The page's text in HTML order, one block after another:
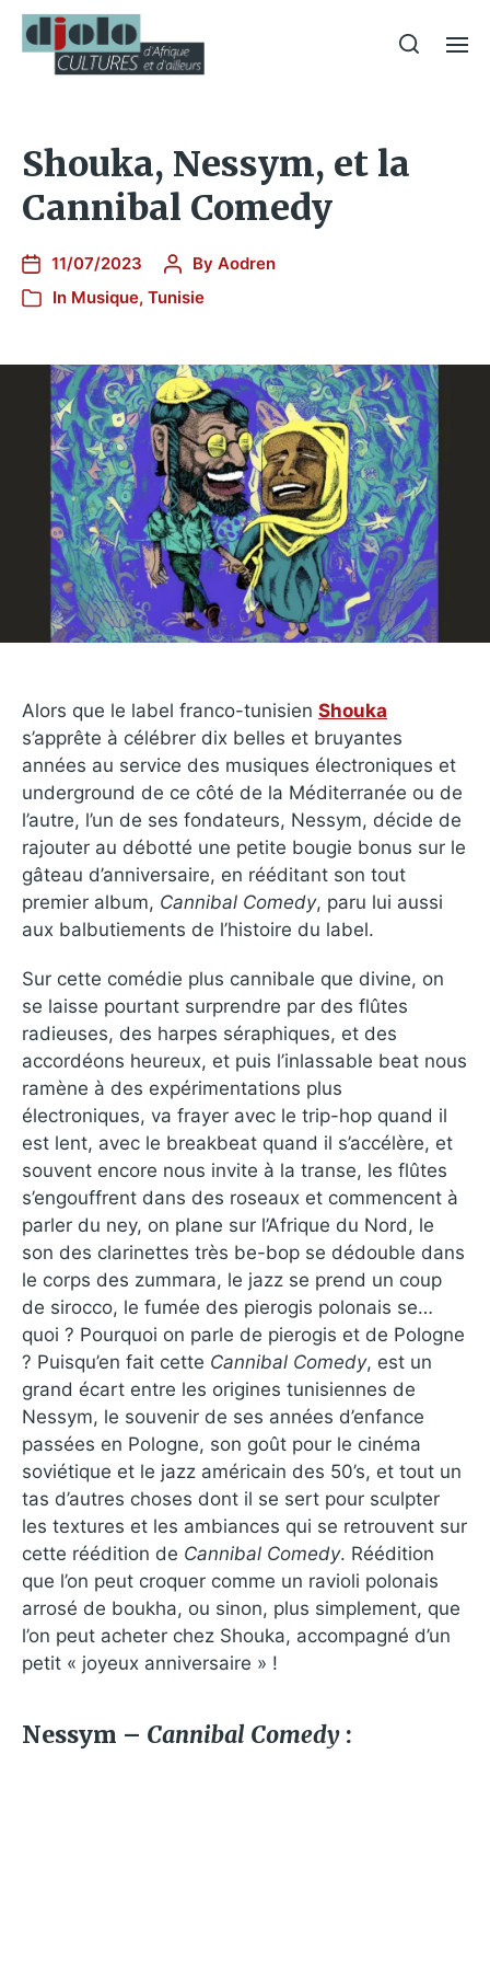
Shouka, Nessym, et la
Cannibal Comedy
11/07/2023 By Aodren
In Musique, Tunisie
Alors que le label franco-tunisien Shouka
s’apprête à célébrer dix belles et bruyantes
années au service des musiques électroniques et
underground de ce côté de la Méditerranée ou de
l’autre, l’un de ses fondateurs, Nessym, décide de
rajouter au débotté une petite bougie bonus sur le
gâteau d’anniversaire, en rééditant son tout
premier album, Cannibal Comedy, paru lui aussi
aux balbutiements de l’histoire du label.
Sur cette comédie plus cannibale que divine, on
se laisse pourtant surprendre par des flûtes
radieuses, des harpes séraphiques, et des
accordéons heureux, et puis l’inlassable beat nous
ramène à des expérimentations plus
électroniques, va frayer avec le trip-hop quand il
est lent, avec le breakbeat quand il s’accélère, et
souvent encore nous invite à la transe, les flûtes
s’engouffrent dans des roseaux et commencent à
parler du ney, on plane sur l’Afrique du Nord, le
son des clarinettes très be-bop se dédouble dans
le corps des zummara, le jazz se prend un coup
de sirocco, le fumée des pierogis polonais se…
quoi ? Pourquoi on parle de pierogis et de Pologne
? Puisqu’en fait cette Cannibal Comedy, est un
grand écart entre les origines tunisiennes de
Nessym, le souvenir de ses années d’enfance
passées en Pologne, son goût pour le cinéma
soviétique et le jazz américain des 50’s, et tout un
tas d’autres choses dont il se sert pour sculpter
les textures et les ambiances qui se retrouvent sur
cette réédition de Cannibal Comedy. Réédition
que l’on peut croquer comme un ravioli polonais
arrosé de boukha, ou sinon, plus simplement, que
l’on peut acheter chez Shouka, accompagné d’un
petit « joyeux anniversaire » !
Nessym – Cannibal Comedy :